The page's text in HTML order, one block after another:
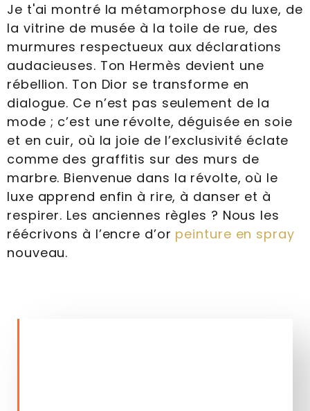
Je t'ai montré la métamorphose du luxe, de
la vitrine de musée à la toile de rue, des
murmures respectueux aux déclarations
audacieuses. Ton Hermès devient une
rébellion. Ton Dior se transforme en
dialogue. Ce n’est pas seulement de la
mode ; c’est une révolte, déguisée en soie
et en cuir, où la joie de l’exclusivité éclate
comme des graffitis sur des murs de
marbre. Bienvenue dans la révolte, où le
luxe apprend enfin à rire, à danser et à
respirer. Les anciennes règles ? Nous les
réécrivons à l’encre d’or peinture en spray
nouveau.